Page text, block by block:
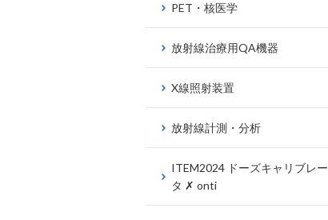
PET・核医学
放射線治療用QA機器
X線照射装置
放射線計測・分析
ITEM2024 ドーズキャリブレー
タ ✗ onti